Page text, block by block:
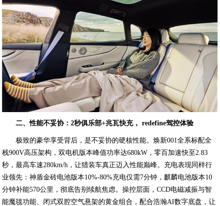
二、性能不妥协：2秒俱乐部+兆瓦快充， redefine驾控体验
极致的豪华享受背后，是不妥协的硬核性能。焕新001全系标配全
栈900V高压架构，双电机版本峰值功率达680kW，零百加速快至2.83
秒，最高车速280km/h，让猎装车真正迈入性能巅峰。充电表现同样行
业领先：神盾金砖电池版本10%-80%充电仅需7分钟，麒麟电池版本10
分钟补能570公里，彻底告别续航焦虑。操控层面，CCD电磁减振与智
能魔毯功能、闭式双腔空气悬架的黄金组合，配合浩瀚AI数字底盘，让